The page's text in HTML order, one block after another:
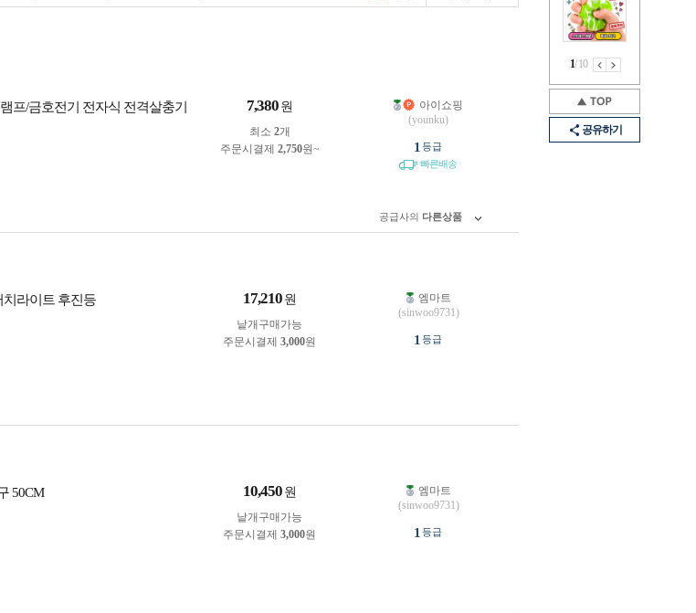
1/10
공유하기
프/금호전기 전자식 전격살충기
7,380 원
최소 2개
주문시결제 2,750원~
아이쇼핑
(younku)
1 등급
빠른배송
공급사의 다른상품
치라이트 후진등 17,210 원
낱개구매가능
주문시결제 3,000원
엠마트
(sinwoo9731)
1 등급
50CM 10,450 원
낱개구매가능
주문시결제 3,000원
엠마트
(sinwoo9731)
1 등급